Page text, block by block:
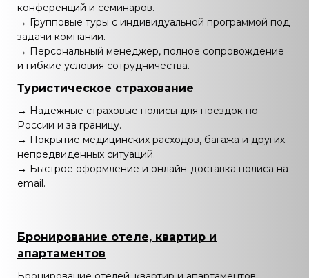
конференций и семинаров.
→ Групповые туры с индивидуальной программой под
задачи компании.
→ Персональный менеджер, полное сопровождение
и гибкие условия сотрудничества.
Туристическое страхование
→ Надежные страховые полисы для поездок по
России и за границу.
→ Покрытие медицинских расходов, багажа и других
непредвиденных ситуаций.
→ Быстрое оформление и онлайн-доставка полиса на
email.
Бронирование отеле, квартир и
апартаментов